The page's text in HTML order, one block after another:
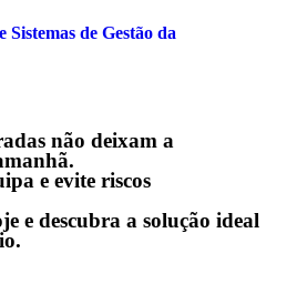
Sistemas de Gestão da
não deixam a
e evite riscos
e descubra a solução ideal